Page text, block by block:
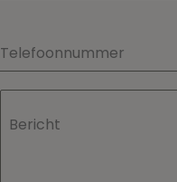
Telefoonnummer
Bericht